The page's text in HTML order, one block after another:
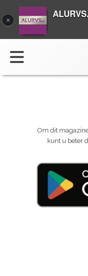
×
Om dit
kunt u beter